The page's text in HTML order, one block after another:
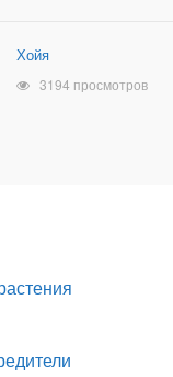
Хойя
3194 просмотров